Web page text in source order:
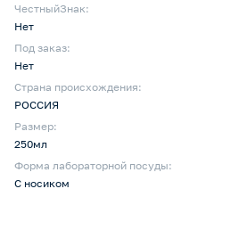
ЧестныйЗнак:
Нет
Под заказ:
Нет
Страна происхождения:
РОССИЯ
Размер:
250мл
Форма лабораторной посуды:
С носиком